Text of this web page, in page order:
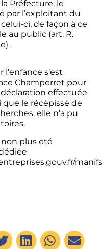
Préfecture, le
par l’exploitant du
ci, de façon à ce
au public (art. R.
s’est
Champerret pour
effectuée
que le récépissé de
elle n’a pu
non plus été